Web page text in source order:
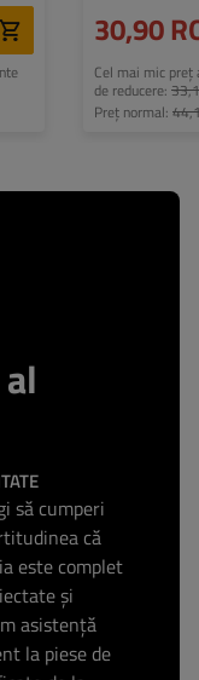
30,90
Cel mai mic
de reducere:
Preț normal:
să cumperi
că
este complet
și
asistență
la piese de